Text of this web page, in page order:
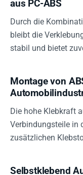
aus PC-ABS
Durch die
bleibt die
stabil und bietet
Montage von
Die hohe Klebkraft
Verbindungsteile in
zusätzlichen
Selbstklebend